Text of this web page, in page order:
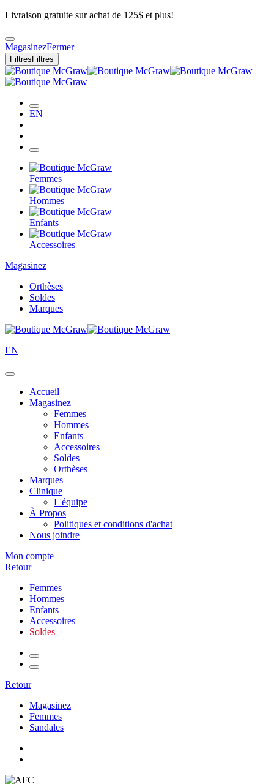
Livraison gratuite sur achat de 125$ et plus!
MagasinezFermer
Filtres Filtres
EN
Femmes
Hommes
Enfants
Accessoires
Magasinez
Orthèses
Soldes
Marques
EN
Accueil
Magasinez
Femmes
Hommes
Enfants
Accessoires
Soldes
Orthèses
Marques
Clinique
L'équipe
À Propos
Politiques et conditions d'achat
Nous joindre
Mon compte
Retour
Femmes
Hommes
Enfants
Accessoires
Soldes
Retour
Magasinez
Femmes
Sandales